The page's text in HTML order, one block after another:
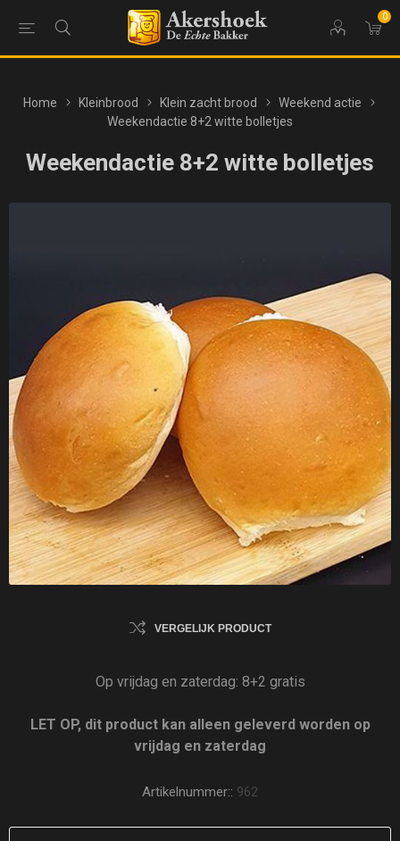
0
Home Kleinbrood Klein zacht brood
Weekend actie
Weekendactie 8+2 witte bolletjes
Weekendactie 8+2 witte bolletjes
VERGELIJK PRODUCT
Op vrijdag en zaterdag: 8+2 gratis
LET OP, dit product kan alleen geleverd worden op
vrijdag en zaterdag
Artikelnummer:: 962